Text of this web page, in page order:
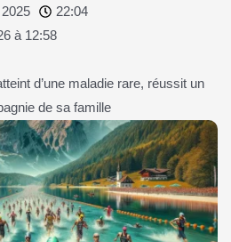
22:04
à 12:58
d’une maladie rare, réussit un
de sa famille